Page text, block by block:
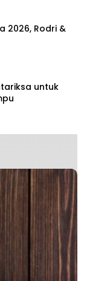
2026, Rodri &
untuk